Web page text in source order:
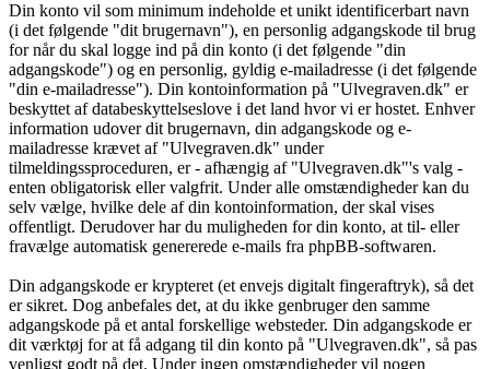
Din konto vil som minimum indeholde et unikt identificerbart navn
(i det følgende "dit brugernavn"), en personlig adgangskode til brug
for når du skal logge ind på din konto (i det følgende "din
adgangskode") og en personlig, gyldig e-mailadresse (i det følgende
"din e-mailadresse"). Din kontoinformation på "Ulvegraven.dk" er
beskyttet af databeskyttelseslove i det land hvor vi er hostet. Enhver
information udover dit brugernavn, din adgangskode og e-
mailadresse krævet af "Ulvegraven.dk" under
tilmeldingssproceduren, er - afhængig af "Ulvegraven.dk"'s valg -
enten obligatorisk eller valgfrit. Under alle omstændigheder kan du
selv vælge, hvilke dele af din kontoinformation, der skal vises
offentligt. Derudover har du muligheden for din konto, at til- eller
fravælge automatisk genererede e-mails fra phpBB-softwaren.
Din adgangskode er krypteret (et envejs digitalt fingeraftryk), så det
er sikret. Dog anbefales det, at du ikke genbruger den samme
adgangskode på et antal forskellige websteder. Din adgangskode er
dit værktøj for at få adgang til din konto på "Ulvegraven.dk", så pas
venligst godt på det. Under ingen omstændigheder vil nogen